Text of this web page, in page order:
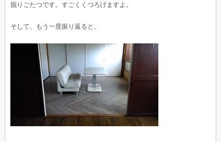
掘りごたつです。すごくくつろげますよ。
そして、もう一度振り返ると、